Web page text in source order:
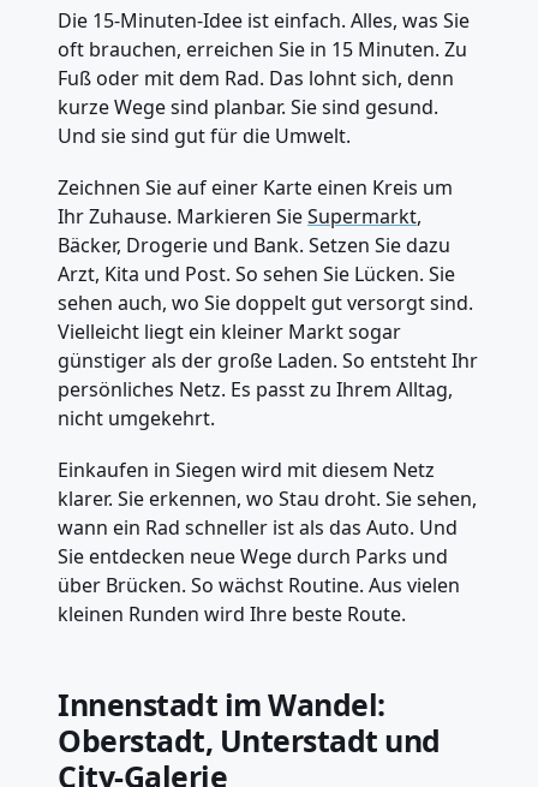
Die 15-Minuten-Idee ist einfach. Alles, was Sie
oft brauchen, erreichen Sie in 15 Minuten. Zu
Fuß oder mit dem Rad. Das lohnt sich, denn
kurze Wege sind planbar. Sie sind gesund.
Und sie sind gut für die Umwelt.
Zeichnen Sie auf einer Karte einen Kreis um
Ihr Zuhause. Markieren SieSupermarkt,
Bäcker, Drogerie und Bank. Setzen Sie dazu
Arzt, Kita und Post. So sehen Sie Lücken. Sie
sehen auch, wo Sie doppelt gut versorgt sind.
Vielleicht liegt ein kleiner Markt sogar
günstiger als der große Laden. So entsteht Ihr
persönliches Netz. Es passt zu Ihrem Alltag,
nicht umgekehrt.
Einkaufen in Siegen wird mit diesem Netz
klarer. Sie erkennen, wo Stau droht. Sie sehen,
wann ein Rad schneller ist als das Auto. Und
Sie entdecken neue Wege durch Parks und
über Brücken. So wächst Routine. Aus vielen
kleinen Runden wird Ihre beste Route.
Innenstadt im Wandel:
Oberstadt, Unterstadt und
City-Galerie